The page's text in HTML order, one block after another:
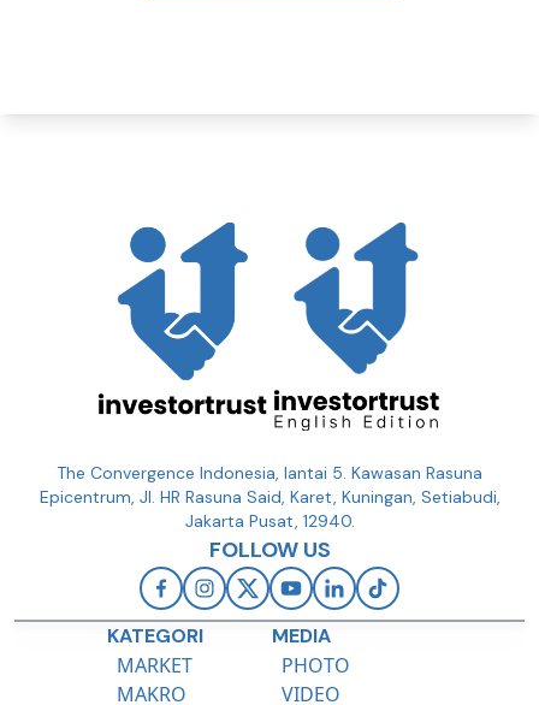
The Convergence Indonesia, lantai 5. Kawasan Rasuna
Epicentrum, Jl. HR Rasuna Said, Karet, Kuningan, Setiabudi,
Jakarta Pusat, 12940.
FOLLOW US
KATEGORI
MARKET
MAKRO
MEDIA
PHOTO
VIDEO